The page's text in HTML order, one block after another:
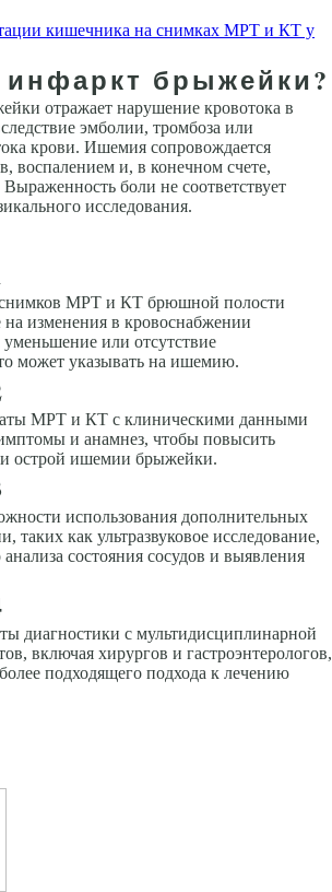
кишечника на снимках МРТ и КТ у
инфаркт брыжейки?
отражает нарушение кровотока в
эмболии, тромбоза или
крови. Ишемия сопровождается
воспалением и, в конечном счете,
боли не соответствует
исследования.
МРТ и КТ брюшной полости
изменения в кровоснабжении
или отсутствие
может указывать на ишемию.
МРТ и КТ с клиническими данными
и анамнез, чтобы повысить
острой ишемии брыжейки.
использования дополнительных
таких как ультразвуковое исследование,
анализа состояния сосудов и выявления
диагностики с мультидисциплинарной
включая хирургов и гастроэнтерологов,
подходящего подхода к лечению